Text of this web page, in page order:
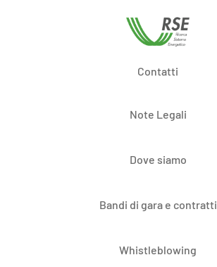
Contatti
Note Legali
Dove siamo
Bandi di gara e contratti
Whistleblowing